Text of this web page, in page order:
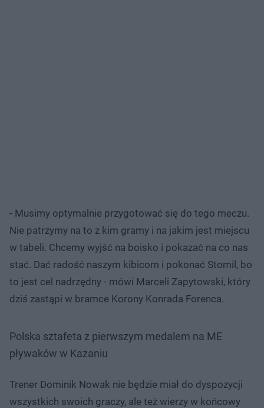
- Musimy optymalnie przygotować się do tego meczu.
Nie patrzymy na to z kim gramy i na jakim jest miejscu
w tabeli. Chcemy wyjść na boisko i pokazać na co nas
stać. Dać radość naszym kibicom i pokonać Stomil, bo
to jest cel nadrzędny - mówi Marceli Zapytowski, który
dziś zastąpi w bramce Korony Konrada Forenca.
Polska sztafeta z pierwszym medalem na ME
pływaków w Kazaniu
Trener Dominik Nowak nie będzie miał do dyspozycji
wszystkich swoich graczy, ale też wierzy w końcowy